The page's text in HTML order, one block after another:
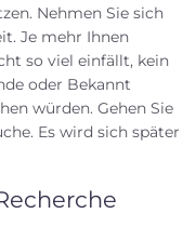
Nehmen Sie sich
Je mehr Ihnen
so viel einfällt, kein
oder Bekannt
würden. Gehen Sie
Es wird sich später